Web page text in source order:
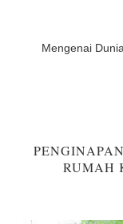
Mengenai
RUMAH